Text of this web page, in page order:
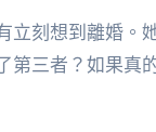
立刻想到離婚。
第三者？如果真